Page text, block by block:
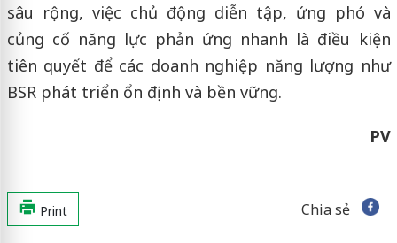
sâu rộng, việc chủ động diễn tập, ứng phó và
củng cố năng lực phản ứng nhanh là điều kiện
tiên quyết để các doanh nghiệp năng lượng như
BSR phát triển ổn định và bền vững.
PV
Print Chia sẻ